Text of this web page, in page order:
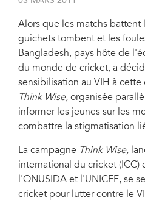
Alors que les matchs battent
guichets tombent et les
Bangladesh, pays hôte de
du monde de cricket, a
sensibilisation au VIH à cette
Think Wise, organisée
informer les jeunes sur les
combattre la stigmatisation
La campagne Think Wise,
international du cricket (ICC)
l'ONUSIDA et l'UNICEF, se
cricket pour lutter contre le